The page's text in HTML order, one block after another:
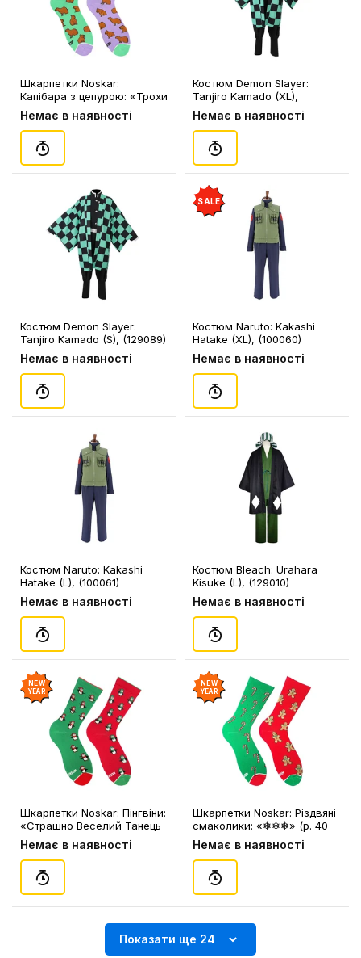
Шкарпетки Noskar:
Капібара з цепурою: «Трохи
Пихаті / Дупки Мохнаті» (р.
41-46), (91620)
Немає в наявності
Костюм Demon Slayer:
Tanjiro Kamado (XL),
(129090)
Немає в наявності
Костюм Demon Slayer:
Tanjiro Kamado (S), (129089)
Немає в наявності
SALE
Костюм Naruto: Kakashi
Hatake (XL), (100060)
Немає в наявності
Костюм Naruto: Kakashi
Hatake (L), (100061)
Немає в наявності
Костюм Bleach: Urahara
Kisuke (L), (129010)
Немає в наявності
NEW
YEAR
Шкарпетки Noskar: Пінгвіни:
«‎Страшно Веселий Танець
Пінгвіна» (р. 41-46), (91617)
Немає в наявності
NEW
YEAR
Шкарпетки Noskar: Різдвяні
смаколики: «❄❄❄» (р. 40-
45), (91469)
Немає в наявності
Показати ще 24